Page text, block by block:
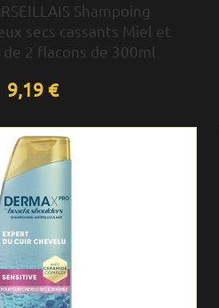
Shampoing
secs cassants Miel et
2 flacons de 300ml
9,19 €